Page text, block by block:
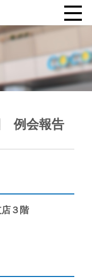
例会報告
３階